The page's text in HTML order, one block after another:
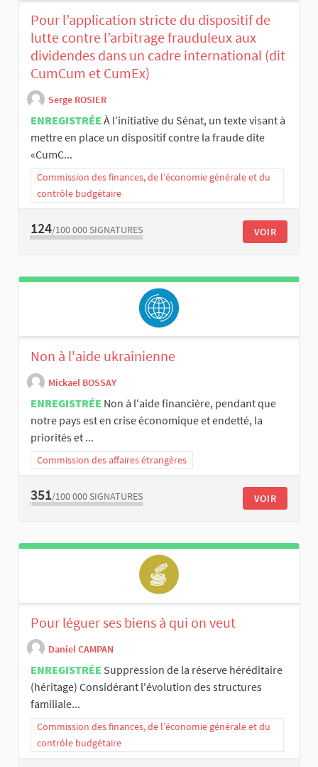
Pour l’application stricte du dispositif de
lutte contre l’arbitrage frauduleux aux
dividendes dans un cadre international (dit
CumCum et CumEx)
Serge ROSIER
ENREGISTRÉE À l’initiative du Sénat, un texte visant à
mettre en place un dispositif contre la fraude dite
«CumC...
Commission des finances, de l’économie générale et du
contrôle budgétaire
124/100 000 SIGNATURES VOIR
Non à l'aide ukrainienne
Mickael BOSSAY
ENREGISTRÉE Non à l'aide financière, pendant que
notre pays est en crise économique et endetté, la
priorités et ...
Commission des affaires étrangères
351/100 000 SIGNATURES VOIR
Pour léguer ses biens à qui on veut
Daniel CAMPAN
ENREGISTRÉE Suppression de la réserve héréditaire
(héritage) Considérant l'évolution des structures
familiale...
Commission des finances, de l’économie générale et du
contrôle budgétaire